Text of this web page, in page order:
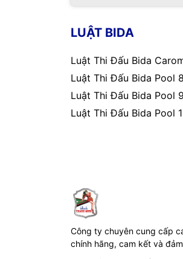
LUẬT BIDA
Luật Thi Đấu Bida
Luật Thi Đấu Bida Pool
Luật Thi Đấu Bida Pool
Luật Thi Đấu Bida Pool
Công ty chuyên cung cấp
chính hãng, cam kết và